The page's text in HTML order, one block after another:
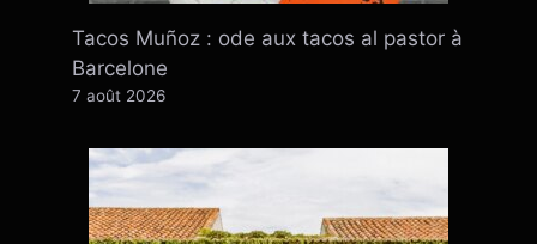
Tacos Muñoz : ode aux tacos al pastor à
Barcelone
7 août 2026